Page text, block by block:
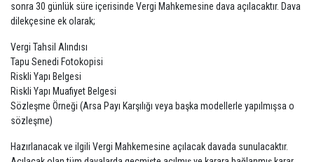
sonra 30 günlük süre içerisinde Vergi Mahkemesine dava açılacaktır. Dava
dilekçesine ek olarak;
Vergi Tahsil Alındısı
Tapu Senedi Fotokopisi
Riskli Yapı Belgesi
Riskli Yapı Muafiyet Belgesi
Sözleşme Örneği (Arsa Payı Karşılığı veya başka modellerle yapılmışsa o
sözleşme)
Hazırlanacak ve ilgili Vergi Mahkemesine açılacak davada sunulacaktır.